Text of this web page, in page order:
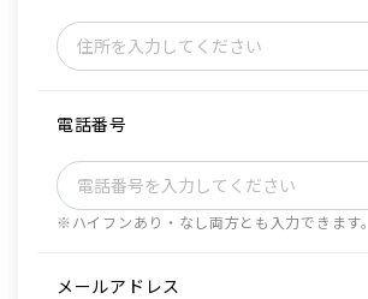
電話番号
※ハイフンあり・なし両方とも入力できます。
メールアドレス